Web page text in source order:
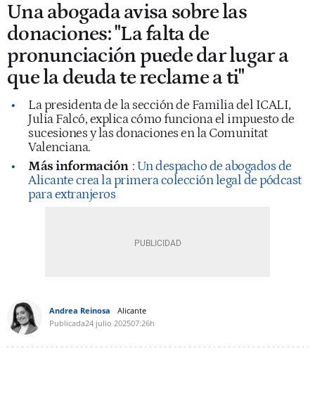
Una abogada avisa sobre las
donaciones: "La falta de
pronunciación puede dar lugar a
que la deuda te reclame a ti"
La presidenta de la sección de Familia del ICALI,
Julia Falcó, explica cómo funciona el impuesto de
sucesiones y las donaciones en la Comunitat
Valenciana.
Más información : Un despacho de abogados de
Alicante crea la primera colección legal de pódcast
para extranjeros
Andrea Reinosa
Alicante
Publicada24 julio 202507:26h